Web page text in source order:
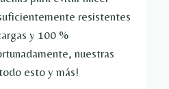
resistentes
y 100 %
nuestras
esto y más!